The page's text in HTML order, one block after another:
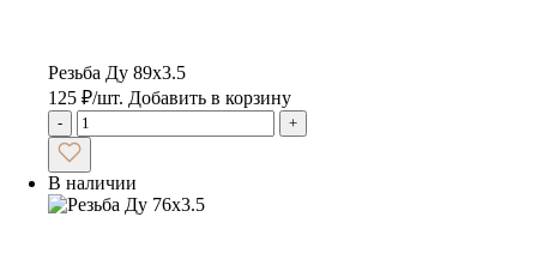
Резьба Ду 89х3.5
125 ₽/шт. Добавить в корзину
- +
В наличии